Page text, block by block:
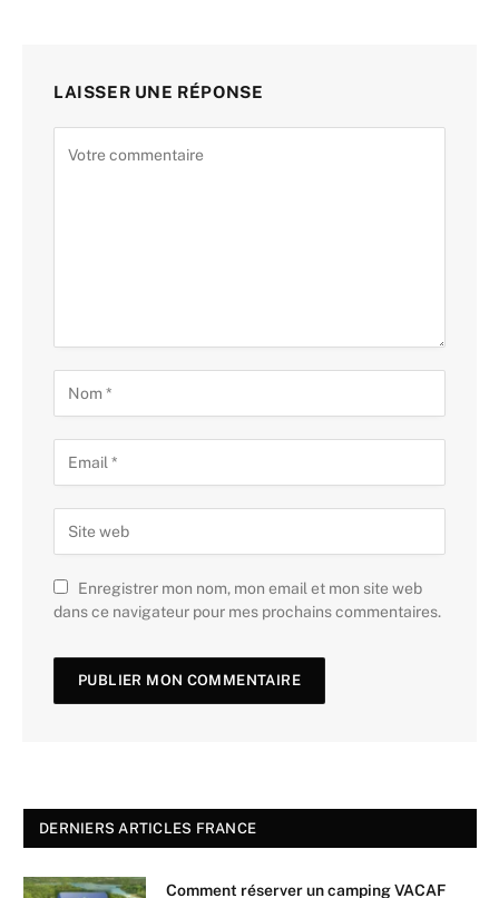
LAISSER UNE RÉPONSE
Enregistrer mon nom, mon email et mon site web
dans ce navigateur pour mes prochains commentaires.
DERNIERS ARTICLES FRANCE
Comment réserver un camping VACAF